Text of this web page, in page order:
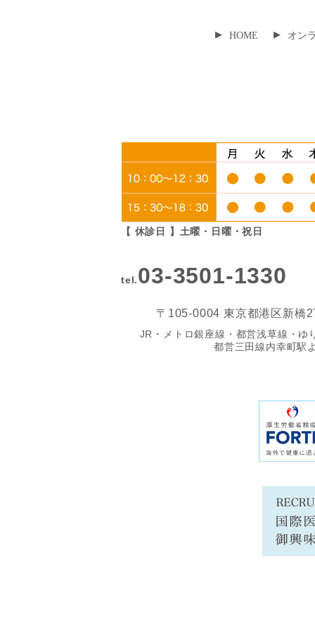
▸ HOME ▸ オン
【 休診日 】土曜・日曜・祝日
tel.03-3501-1330
〒105-0004 東京都港区新橋
JR・メトロ銀座線・都営浅草線・ゆ
都営三田線内幸町駅